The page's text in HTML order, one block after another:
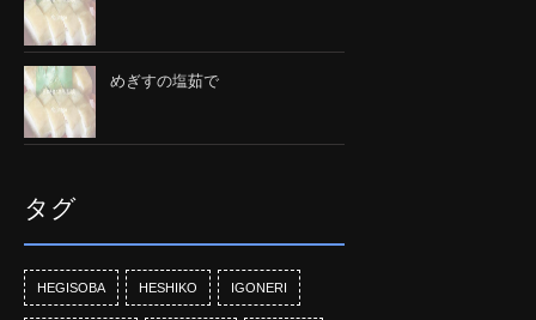
めぎすの塩茹で
タグ
HEGISOBA HESHIKO IGONERI